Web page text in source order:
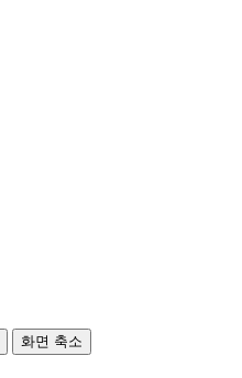
화면 축소